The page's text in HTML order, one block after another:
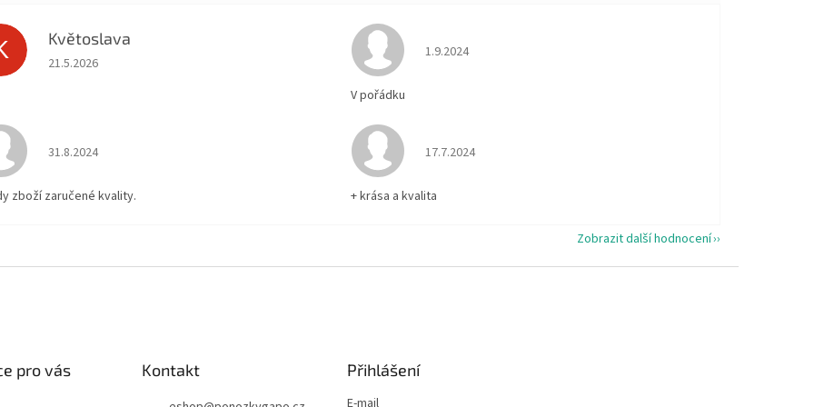
Květoslava
Hodnocení obchodu je 5 z 5 hvězdiček.
21.5.2026
Hodnocení obchodu je 5 z 5 hvězdiček.
1.9.2024
V pořádku
Hodnocení obchodu je 5 z 5 hvězdiček.
31.8.2024
zboží zaručené kvality.
Hodnocení obchodu je 5 z 5 hvězdiček.
17.7.2024
+ krása a kvalita
Zobrazit další hodnocení
pro vás Kontakt Přihlášení
E-mail